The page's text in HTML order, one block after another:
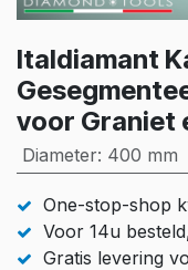
Italdiamant
voor Graniet
Diameter: 400 mm
One-stop-shop
Voor 14u
Gratis levering